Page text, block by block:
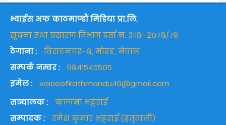
भ्वाईस अफ काठमाण्डौं मिडिया प्रा.लि.
सूचना तथा प्रसारण विभाग दर्ता नं. ३११८–२०७८/७९
ठेगाना :
विराटनगर–८, मोरङ, नेपाल
सम्पर्क नम्वर :
९८४१५४५५०५
इमेल :
voiceofkathmandu40@gmail.com
सञ्चालक :
कल्पना भट्टराई
सम्पादक :
रमेश कुमार भट्टराई (हतुवाली)